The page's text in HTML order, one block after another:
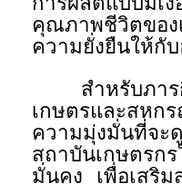
คุณภาพชีวิตของ
ความยั่งยืนให้กั
สำหรับภารกิ
เกษตรและส
ความมุ่งมั่นที่จะ
สถาบันเกษตรก
มั่นคง เพื่อเสริม